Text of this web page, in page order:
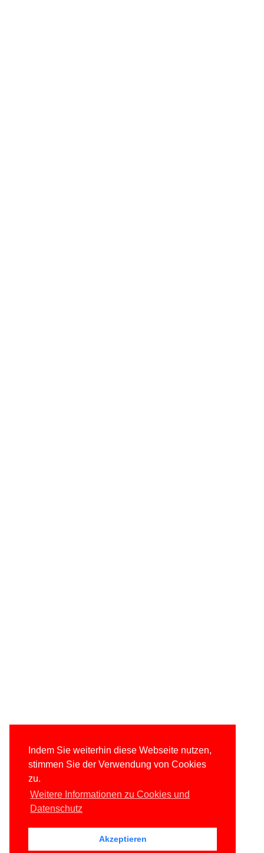
Indem Sie weiterhin diese Webseite nutzen,
stimmen Sie der Verwendung von Cookies
zu.
Weitere Informationen zu Cookies und
Datenschutz
Akzeptieren